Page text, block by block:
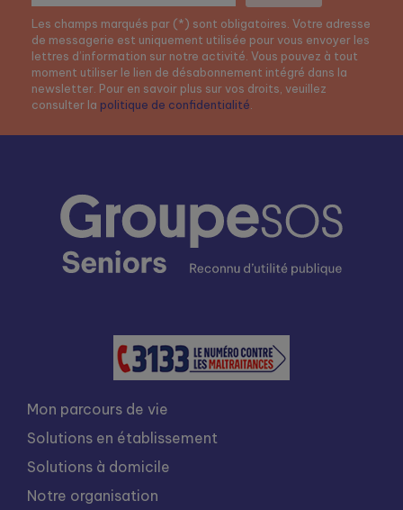
Les champs marqués par (*) sont obligatoires. Votre adresse
de messagerie est uniquement utilisée pour vous envoyer les
lettres d’information sur notre activité. Vous pouvez à tout
moment utiliser le lien de désabonnement intégré dans la
newsletter. Pour en savoir plus sur vos droits, veuillez
consulter la politique de confidentialité
Mon parcours de vie
Solutions en établissement
Solutions à domicile
Notre organisation